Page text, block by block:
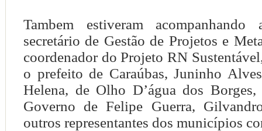
Tambem estiveram
secretário de Gestão de Projetos e
coordenador do Projeto RN
o prefeito de Caraúbas, Juninho
Helena, de Olho D’água dos
Governo de Felipe Guerra,
outros representantes dos municípios